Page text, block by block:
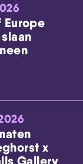
Europe
x
Gallery